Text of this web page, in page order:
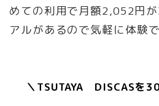
めての利用で月額2,052円
アルがあるので気軽に体験
＼TSUTAYA DISCASを